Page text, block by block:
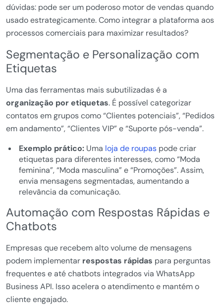
dúvidas: pode ser um poderoso motor de vendas quando
usado estrategicamente. Como integrar a plataforma aos
processos comerciais para maximizar resultados?
Segmentação e Personalização com
Etiquetas
Uma das ferramentas mais subutilizadas é a
organização por etiquetas. É possível categorizar
contatos em grupos como “Clientes potenciais”, “Pedidos
em andamento”, “Clientes VIP” e “Suporte pós-venda”.
Exemplo prático:Uma loja de roupaspode criar
etiquetas para diferentes interesses, como “Moda
feminina”, “Moda masculina” e “Promoções”. Assim,
envia mensagens segmentadas, aumentando a
relevância da comunicação.
Automação com Respostas Rápidas e
Chatbots
Empresas que recebem alto volume de mensagens
podem implementar respostas rápidas para perguntas
frequentes e até chatbots integrados via WhatsApp
Business API. Isso acelera o atendimento e mantém o
cliente engajado.